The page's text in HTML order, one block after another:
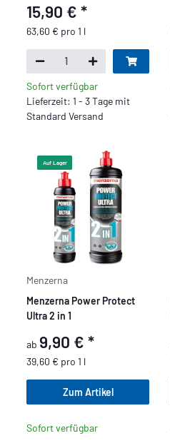
15,90 €*
63,60 € pro 1 l
Sofort verfügbar
Lieferzeit: 1 - 3 Tage mit
Standard Versand
Auf Lager
Menzerna
Menzerna Power Protect
Ultra 2 in 1
ab9,90 €*
39,60 € pro 1 l
Zum Artikel
Sofort verfügbar